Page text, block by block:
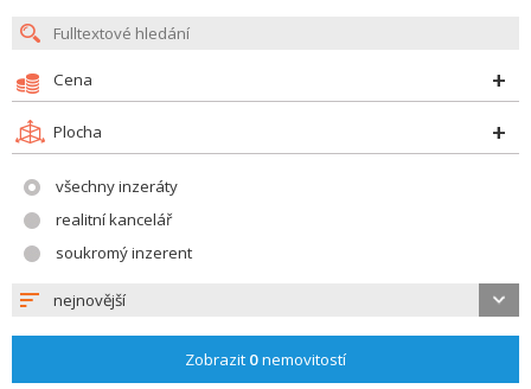
Cena
Plocha
všechny inzeráty
realitní kancelář
soukromý inzerent
nejnovější
Zobrazit 0nemovitostí